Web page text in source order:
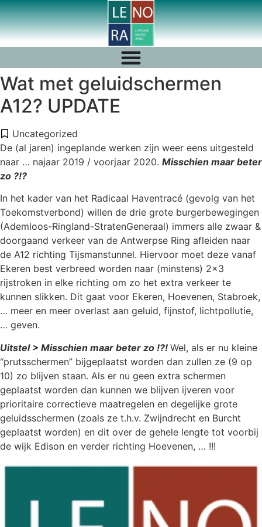
Wat met geluidschermen
A12? UPDATE
Uncategorized
De (al jaren) ingeplande werken zijn weer eens uitgesteld
naar … najaar 2019 / voorjaar 2020. Misschien maar beter
zo ?!?
In het kader van het Radicaal Haventracé (gevolg van het
Toekomstverbond) willen de drie grote burgerbewegingen
(Ademloos-Ringland-StratenGeneraal) immers alle zwaar &
doorgaand verkeer van de Antwerpse Ring afleiden naar
de A12 richting Tijsmanstunnel. Hiervoor moet deze vanaf
Ekeren best verbreed worden naar (minstens) 2×3
rijstroken in elke richting om zo het extra verkeer te
kunnen slikken. Dit gaat voor Ekeren, Hoevenen, Stabroek,
… meer en meer overlast aan geluid, fijnstof, lichtpollutie,
… geven.
Uitstel > Misschien maar beter zo !?! Wel, als er nu kleine
“prutsschermen” bijgeplaatst worden dan zullen ze (9 op
10) zo blijven staan. Als er nu geen extra schermen
geplaatst worden dan kunnen we blijven ijveren voor
prioritaire correctieve maatregelen en degelijke grote
geluidsschermen (zoals ze t.h.v. Zwijndrecht en Burcht
geplaatst worden) en dit over de gehele lengte tot voorbij
de wijk Edison en verder richting Hoevenen, … !!!